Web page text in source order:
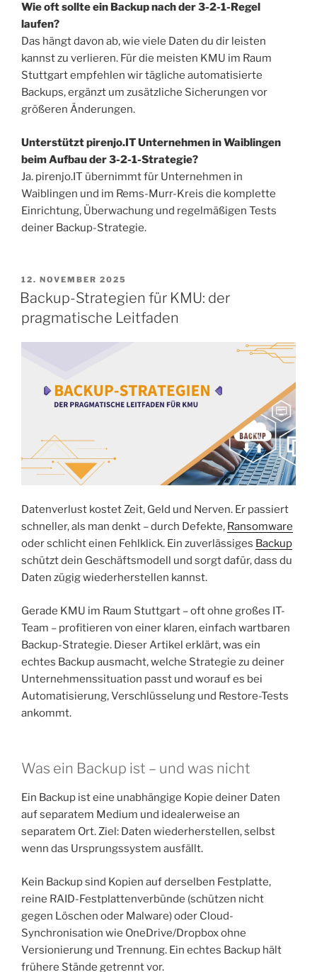
Wie oft sollte ein Backup nach der 3-2-1-Regel
laufen?
Das hängt davon ab, wie viele Daten du dir leisten
kannst zu verlieren. Für die meisten KMU im Raum
Stuttgart empfehlen wir tägliche automatisierte
Backups, ergänzt um zusätzliche Sicherungen vor
größeren Änderungen.
Unterstützt pirenjo.IT Unternehmen in Waiblingen
beim Aufbau der 3-2-1-Strategie?
Ja. pirenjo.IT übernimmt für Unternehmen in
Waiblingen und im Rems-Murr-Kreis die komplette
Einrichtung, Überwachung und regelmäßigen Tests
deiner Backup-Strategie.
12. NOVEMBER 2025
Backup-Strategien für KMU: der
pragmatische Leitfaden
Datenverlust kostet Zeit, Geld und Nerven. Er passiert
schneller, als man denkt – durch Defekte, Ransomware
oder schlicht einen Fehlklick. Ein zuverlässiges Backup
schützt dein Geschäftsmodell und sorgt dafür, dass du
Daten zügig wiederherstellen kannst.
Gerade KMU im Raum Stuttgart – oft ohne großes IT-
Team – profitieren von einer klaren, einfach wartbaren
Backup-Strategie. Dieser Artikel erklärt, was ein
echtes Backup ausmacht, welche Strategie zu deiner
Unternehmenssituation passt und worauf es bei
Automatisierung, Verschlüsselung und Restore-Tests
ankommt.
Was ein Backup ist – und was nicht
Ein Backup ist eine unabhängige Kopie deiner Daten
auf separatem Medium und idealerweise an
separatem Ort. Ziel: Daten wiederherstellen, selbst
wenn das Ursprungssystem ausfällt.
Kein Backup sind Kopien auf derselben Festplatte,
reine RAID-Festplattenverbünde (schützen nicht
gegen Löschen oder Malware) oder Cloud-
Synchronisation wie OneDrive/Dropbox ohne
Versionierung und Trennung. Ein echtes Backup hält
frühere Stände getrennt vor.